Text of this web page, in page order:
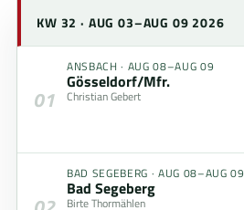
KW 32 · AUG 03–AUG 09 2026
01
ANSBACH · AUG 08–AUG 09
Gösseldorf/Mfr.
Christian Gebert
BAD SEGEBERG · AUG 08–AUG 09
Bad Segeberg
Birte Thormählen